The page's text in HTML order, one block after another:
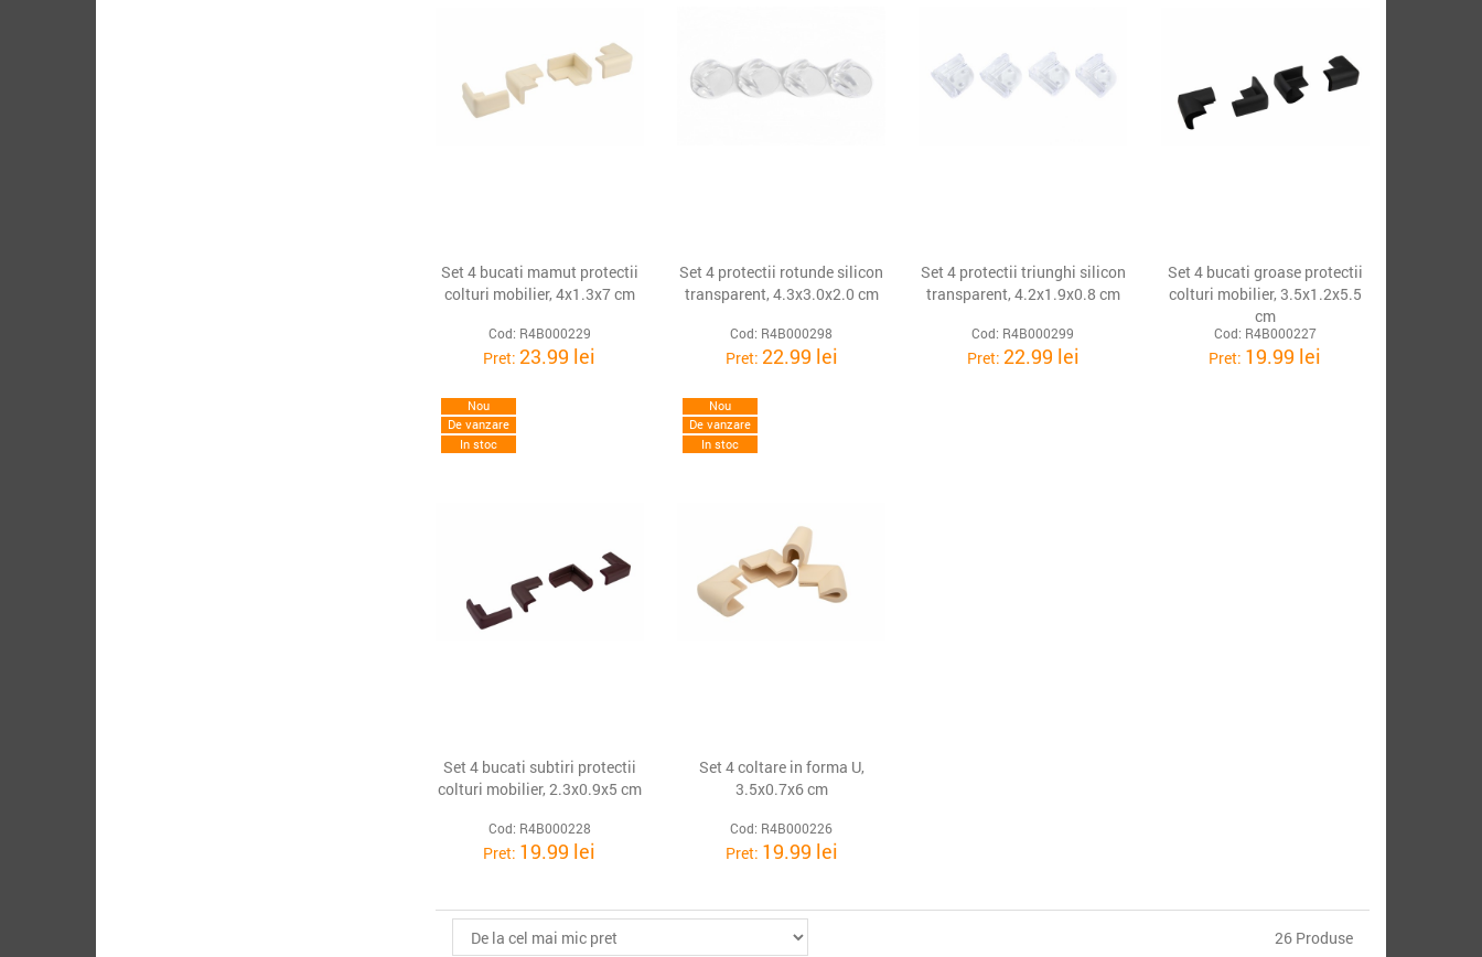
Set 4 bucati mamut protectii
colturi mobilier, 4x1.3x7 cm
Cod: R4B000229
Pret:23.99 lei
Set 4 protectii rotunde silicon
transparent, 4.3x3.0x2.0 cm
Cod: R4B000298
Pret: 22.99 lei
Set 4 protectii triunghi silicon
transparent, 4.2x1.9x0.8 cm
Cod: R4B000299
Pret: 22.99 lei
Set 4 bucati groase protectii
colturi mobilier, 3.5x1.2x5.5
cm
Cod: R4B000227
Pret: 19.99 lei
Nou
De vanzare
In stoc
Set 4 bucati subtiri protectii
colturi mobilier, 2.3x0.9x5 cm
Cod: R4B000228
Pret: 19.99 lei
Nou
De vanzare
In stoc
Set 4 coltare in forma U,
3.5x0.7x6 cm
Cod: R4B000226
Pret: 19.99 lei
26 Produse